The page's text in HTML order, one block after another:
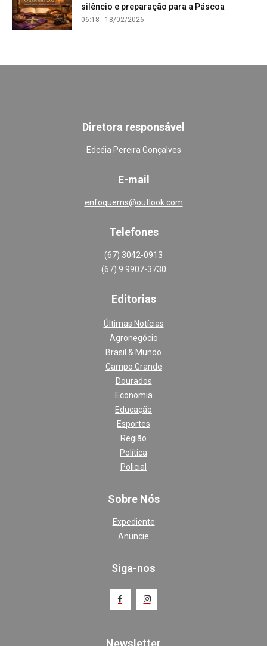
silêncio e preparação para a Páscoa
06:18 - 18/02/2026
Diretora responsável
Edcéia Pereira Gonçalves
E-mail
enfoquems@outlook.com
Telefones
(67) 3042-0913
(67) 9 9907-3730
Editorias
Últimas Notícias
Agronegócio
Brasil & Mundo
Campo Grande
Dourados
Economia
Educação
Esportes
Região
Política
Policial
Sobre Nós
Expediente
Anuncie
Siga-nos
Newsletter